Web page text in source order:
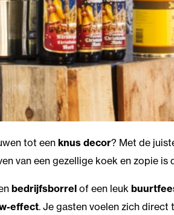
tot eenknus decor? Met de
van een gezellige koek en zopie
bedrijfsborrel of een leuk
effect. Je gasten voelen zich direct